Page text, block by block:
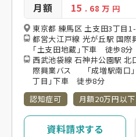
月額 15 . 68万 円
東京都 練馬区 土支田3丁目
都営大江戸線 光が丘駅 国際
「土支田地蔵」
西武池袋線 石神井公園駅 北
際興業バス 「成増駅南口」
丁目」下車 徒歩8分
認知症可
月額20万円以下
資料請求する